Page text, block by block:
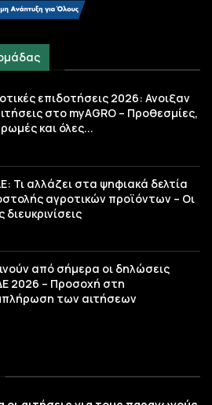
επιδοτήσεις 2026: Ανοιξαν
στο myAGRO – Προθεσμίες,
και όλες...
Τι αλλάζει στα ψηφιακά δελτία
αγροτικών προϊόντων – Οι
διευκρινίσεις
από σήμερα οι δηλώσεις
2026 – Προσοχή στη
των αιτήσεων